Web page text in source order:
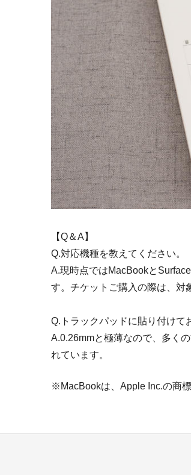
【Q＆A】
Q.対応機種を教えてください。
A.現時点ではMacBookと
す。チケットご購入の際は、対
Q.トラックパッドに貼り付けて
A.0.26mmと極薄なので、多く
れています。
※MacBookは、Apple Inc.の商標